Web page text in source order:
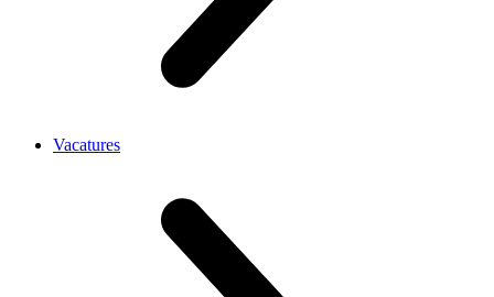
Vacatures